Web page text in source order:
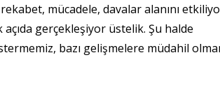
mücadele, davalar alanını
gerçekleşiyor üstelik. Şu halde
bazı gelişmelere müdahil